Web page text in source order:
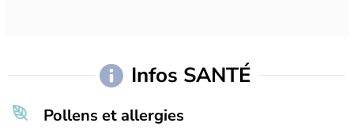
Infos SANTÉ
Pollens et allergies